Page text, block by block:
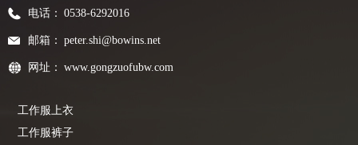
电话： 0538-6292016
邮箱： peter.shi@bowins.net
网址： www.gongzuofubw.com
工作服上衣
工作服裤子